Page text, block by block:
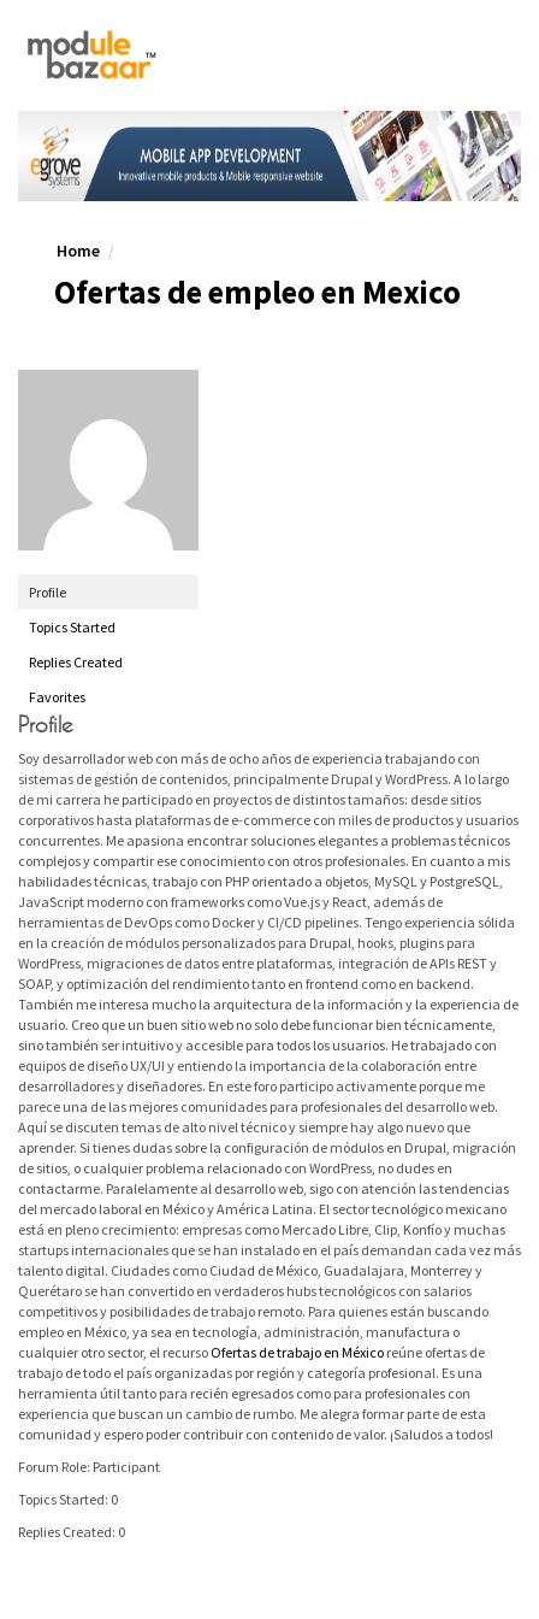
Home
Ofertas de empleo en Mexico
Profile
Topics Started
Replies Created
Favorites
Profile
Soy desarrollador web con más de ocho años de experiencia trabajando con
sistemas de gestión de contenidos, principalmente Drupal y WordPress. A lo largo
de mi carrera he participado en proyectos de distintos tamaños: desde sitios
corporativos hasta plataformas de e-commerce con miles de productos y usuarios
concurrentes. Me apasiona encontrar soluciones elegantes a problemas técnicos
complejos y compartir ese conocimiento con otros profesionales. En cuanto a mis
habilidades técnicas, trabajo con PHP orientado a objetos, MySQL y PostgreSQL,
JavaScript moderno con frameworks como Vue.js y React, además de
herramientas de DevOps como Docker y CI/CD pipelines. Tengo experiencia sólida
en la creación de módulos personalizados para Drupal, hooks, plugins para
WordPress, migraciones de datos entre plataformas, integración de APIs REST y
SOAP, y optimización del rendimiento tanto en frontend como en backend.
También me interesa mucho la arquitectura de la información y la experiencia de
usuario. Creo que un buen sitio web no solo debe funcionar bien técnicamente,
sino también ser intuitivo y accesible para todos los usuarios. He trabajado con
equipos de diseño UX/UI y entiendo la importancia de la colaboración entre
desarrolladores y diseñadores. En este foro participo activamente porque me
parece una de las mejores comunidades para profesionales del desarrollo web.
Aquí se discuten temas de alto nivel técnico y siempre hay algo nuevo que
aprender. Si tienes dudas sobre la configuración de módulos en Drupal, migración
de sitios, o cualquier problema relacionado con WordPress, no dudes en
contactarme. Paralelamente al desarrollo web, sigo con atención las tendencias
del mercado laboral en México y América Latina. El sector tecnológico mexicano
está en pleno crecimiento: empresas como Mercado Libre, Clip, Konfío y muchas
startups internacionales que se han instalado en el país demandan cada vez más
talento digital. Ciudades como Ciudad de México, Guadalajara, Monterrey y
Querétaro se han convertido en verdaderos hubs tecnológicos con salarios
competitivos y posibilidades de trabajo remoto. Para quienes están buscando
empleo en México, ya sea en tecnología, administración, manufactura o
cualquier otro sector, el recurso Ofertas de trabajo en México reúne ofertas de
trabajo de todo el país organizadas por región y categoría profesional. Es una
herramienta útil tanto para recién egresados como para profesionales con
experiencia que buscan un cambio de rumbo. Me alegra formar parte de esta
comunidad y espero poder contribuir con contenido de valor. ¡Saludos a todos!
Forum Role: Participant
Topics Started: 0
Replies Created: 0